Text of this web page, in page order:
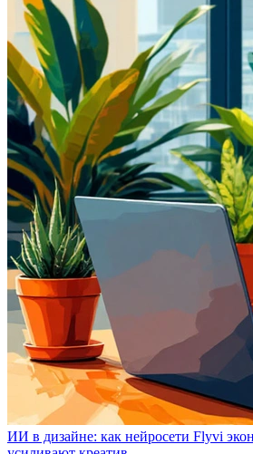
ИИ в дизайне: как нейросети Flyvi